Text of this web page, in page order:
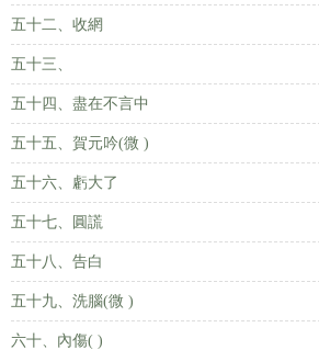
五十二、收網
五十三、
五十四、盡在不言中
五十五、賀元吟(微 )
五十六、虧大了
五十七、圓謊
五十八、告白
五十九、洗腦(微 )
六十、內傷( )